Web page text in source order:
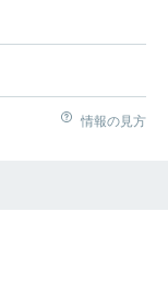
情報の見方